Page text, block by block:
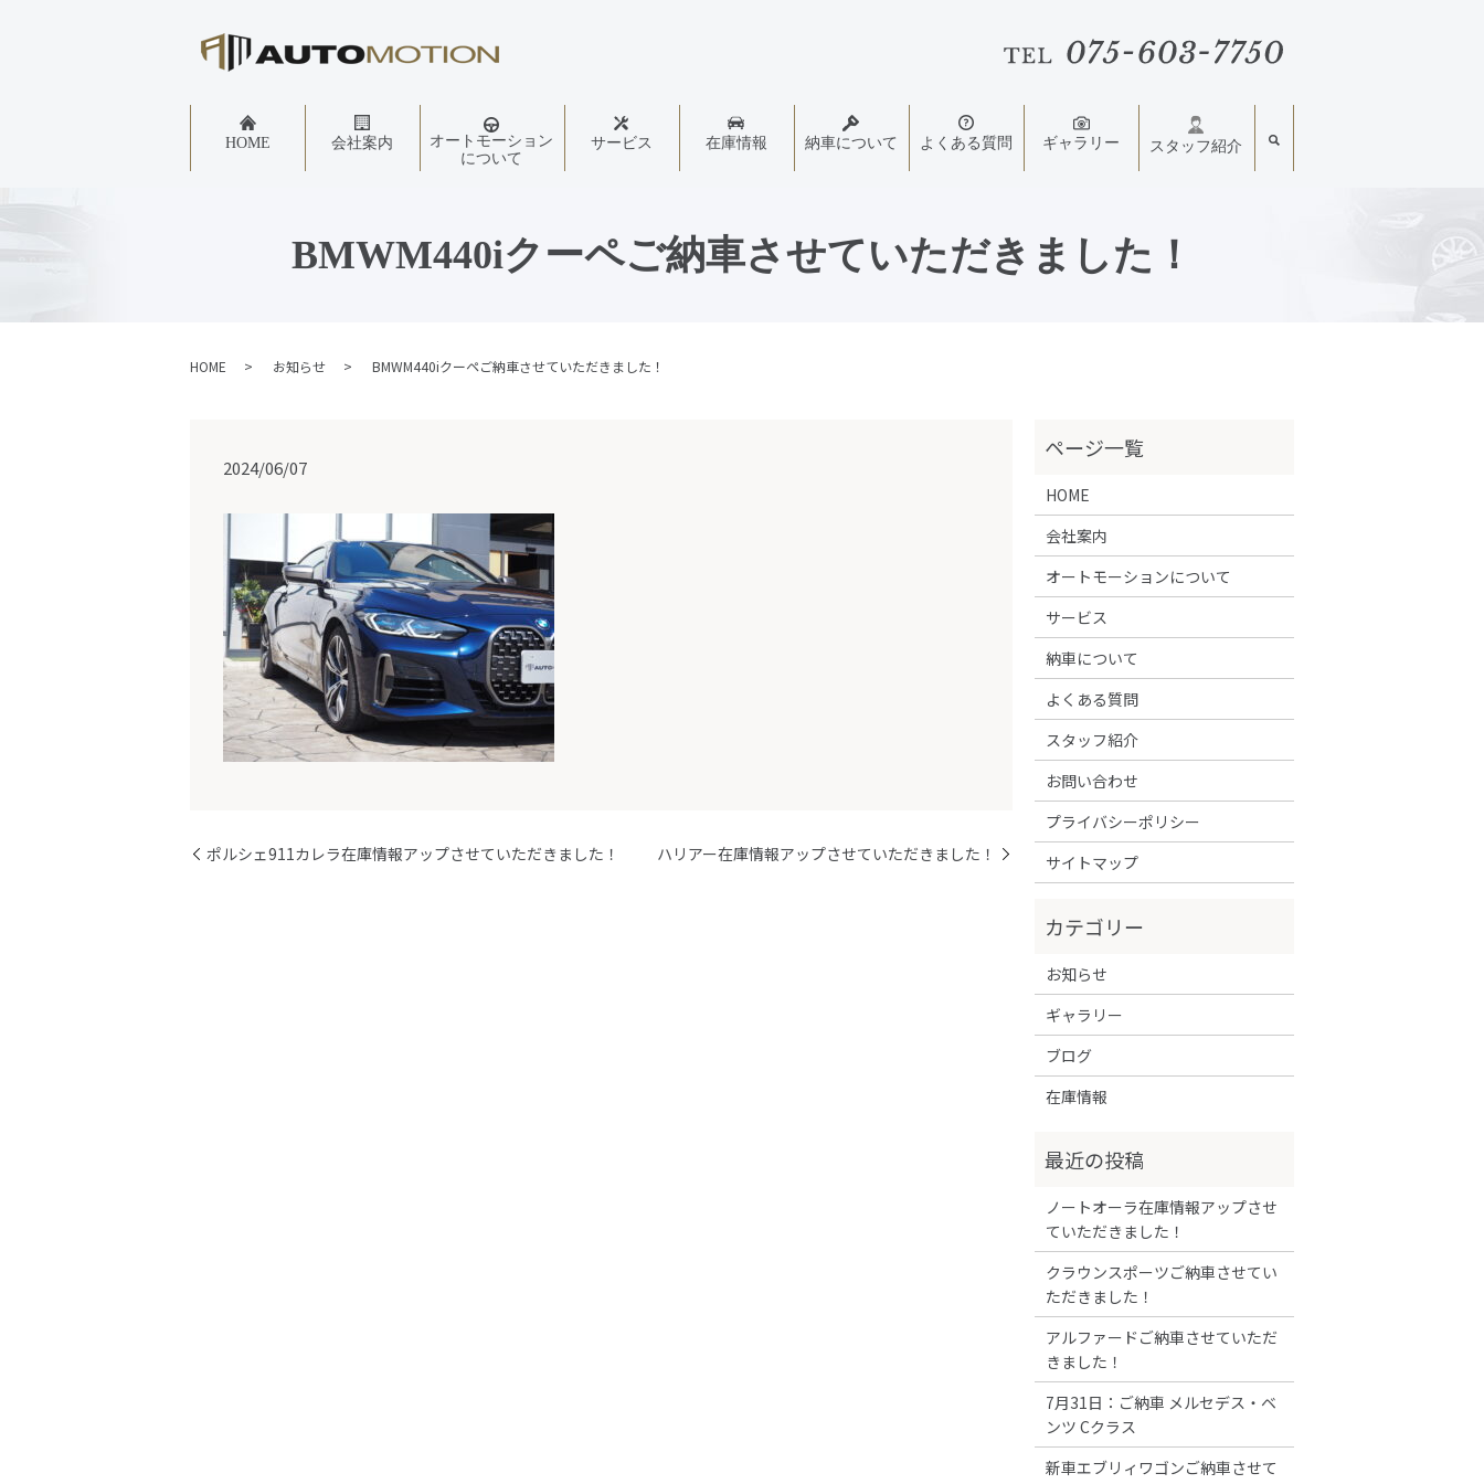
HOME 会社案内
オートモーション
について
サービス 在庫情報 納車について よくある質問 ギャラリー スタッフ紹介
BMWM440iクーペご納車させていただきました！
HOME お知らせ BMWM440iクーペご納車させていただきました！
2024/06/07
ポルシェ911カレラ在庫情報アップさせていただきました！ ハリアー在庫情報アップさせていただきました！
HOME
会社案内
オートモーションについて
サービス
納車について
よくある質問
スタッフ紹介
お問い合わせ
プライバシーポリシー
サイトマップ
お知らせ
ギャラリー
ブログ
在庫情報
ノートオーラ在庫情報アップさせ
ていただきました！
クラウンスポーツご納車させてい
ただきました！
アルファードご納車させていただ
きました！
7月31日：ご納車 メルセデス・ベ
ンツ Cクラス
新車エブリィワゴンご納車させて